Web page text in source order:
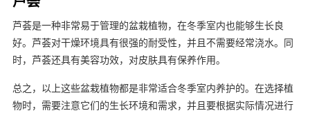
芦荟是一种非常易于管理的盆栽植物，在冬季室内也能够生长良
好。芦荟对干燥环境具有很强的耐受性，并且不需要经常浇水。同
时，芦荟还具有美容功效，对皮肤具有保养作用。
总之，以上这些盆栽植物都是非常适合冬季室内养护的。在选择植
物时，需要注意它们的生长环境和需求，并且要根据实际情况进行